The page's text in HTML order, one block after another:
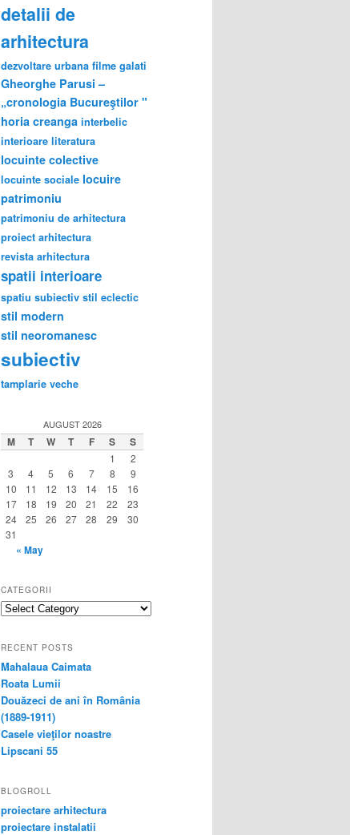
detalii de
arhitectura
dezvoltare urbana filme galati
Gheorghe Parusi –
„cronologia Bucureştilor "
horia creanga interbelic
interioare literatura
locuinte colective
locuinte sociale locuire
patrimoniu
patrimoniu de arhitectura
proiect arhitectura
revista arhitectura
spatii interioare
spatiu subiectiv stil eclectic
stil modern
stil neoromanesc
subiectiv
tamplarie veche
AUGUST 2026
M T W T F S S
1
2
3
4 5 6 7 8
9
10
11 12 13 14 15
16
17
18 19 20 21 22
23
24
25 26 27 28 29
30
31
« May
CATEGORII
categorii
RECENT POSTS
Mahalaua Caimata
Roata Lumii
Douăzeci de ani în România
(1889-1911)
Casele vieţilor noastre
Lipscani 55
BLOGROLL
proiectare arhitectura
proiectare instalatii